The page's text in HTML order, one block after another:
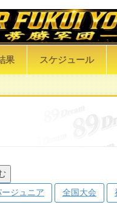
果 スケジュール
ージュニア 全国大会